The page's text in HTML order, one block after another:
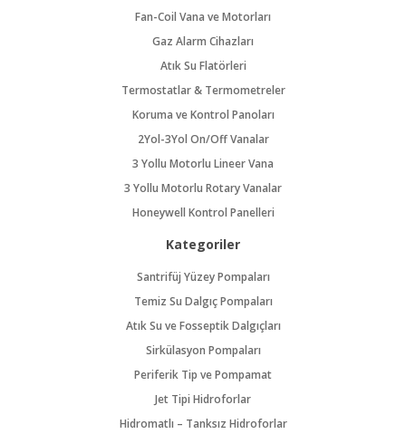
Fan-Coil Vana ve Motorları
Gaz Alarm Cihazları
Atık Su Flatörleri
Termostatlar & Termometreler
Koruma ve Kontrol Panoları
2Yol-3Yol On/Off Vanalar
3 Yollu Motorlu Lineer Vana
3 Yollu Motorlu Rotary Vanalar
Honeywell Kontrol Panelleri
Kategoriler
Santrifüj Yüzey Pompaları
Temiz Su Dalgıç Pompaları
Atık Su ve Fosseptik Dalgıçları
Sirkülasyon Pompaları
Periferik Tip ve Pompamat
Jet Tipi Hidroforlar
Hidromatlı – Tanksız Hidroforlar